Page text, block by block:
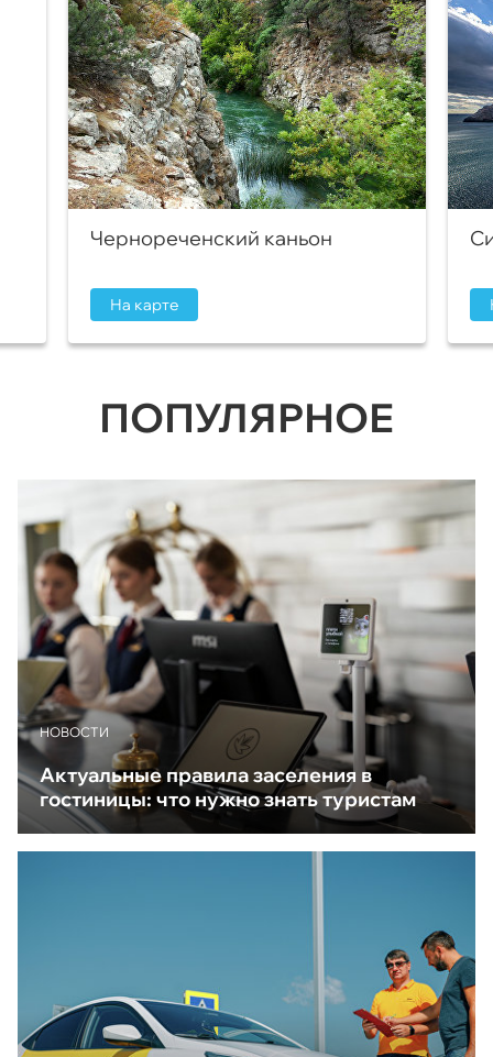
Чернореченский каньон
На карте
ПОПУЛЯРНОЕ
НОВОСТИ
Актуальные правила заселения в
гостиницы: что нужно знать туристам